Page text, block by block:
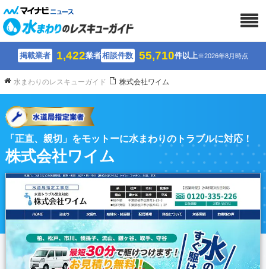
掲載業者 1,422業者相談件数 55,710件以上※2026年8月時点
水まわりのレスキューガイド 株式会社ワイム
「正直、親切」をモットーに水まわりのトラブルに対応！
株式会社ワイム